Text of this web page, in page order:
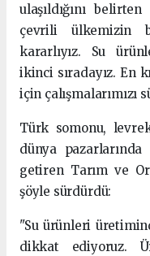
ulaşıldığını
çevrili ülkemizin
kararlıyız. Su
ikinci sıradayız. En
için çalışmalarımızı
Türk somonu,
dünya
getiren Tarım ve
şöyle sürdürdü:
"Su ürünleri
dikkat ediyoruz.